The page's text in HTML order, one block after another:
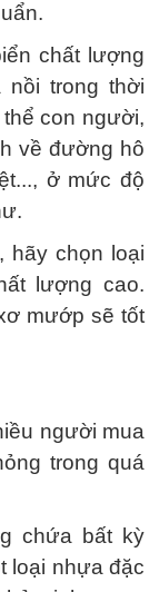
chất lượng
trong thời
con người,
về đường hô
ở mức độ
hãy chọn loại
lượng cao.
mướp sẽ tốt
người mua
trong quá
chứa bất kỳ
loại nhựa đặc